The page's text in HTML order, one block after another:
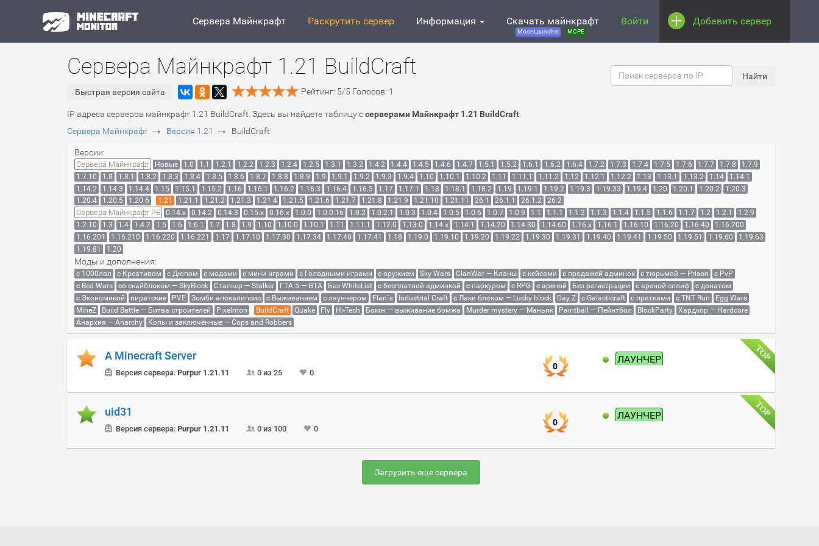
Сервера Майнкрафт Раскрутить сервер Информация Скачать майнкрафт
MoonLauncher MCPE
Войти Добавить сервер
Сервера Майнкрафт 1.21 BuildCraft
Быстрая версия сайта Рейтинг: 5/5 Голосов: 1
IP адреса серверов майнкрафт 1.21 BuildCraft. Здесь вы найдете таблицу ссерверами Майнкрафт 1.21 BuildCraft
Сервера Майнкрафт → Версия 1.21 → BuildCraft
Версии:
Сервера Майнкрафт Новые 1.0 1.1 1.2.1 1.2.2 1.2.3 1.2.4 1.2.5 1.3.1 1.3.2 1.4.2 1.4.4 1.4.5 1.4.6 1.4.7 1.5.1 1.5.2 1.6.1 1.6.2 1.6.4 1.7.2 1.7.3 1.7.4 1.7.5 1.7.6 1.7.7 1.7.8
1.7.9
1.7.10
1.8 1.8.1 1.8.2 1.8.3 1.8.4 1.8.5 1.8.6 1.8.7 1.8.8 1.8.9 1.9 1.9.1 1.9.2 1.9.3 1.9.4 1.10 1.10.1 1.10.2 1.11 1.11.1 1.11.2 1.12 1.12.1 1.12.2 1.13 1.13.1 1.13.2 1.14
1.14.1
1.14.2
1.14.3 1.14.4 1.15 1.15.1 1.15.2 1.16 1.16.1 1.16.2 1.16.3 1.16.4 1.16.5 1.17 1.17.1 1.18 1.18.1 1.18.2 1.19 1.19.1 1.19.2 1.19.3 1.19.33 1.19.4 1.20 1.20.1 1.20.2
1.20.3
1.20.4
1.20.5 1.20.6 1.21 1.21.1 1.21.2 1.21.3 1.21.4 1.21.5 1.21.6 1.21.7 1.21.8 1.21.9 1.21.10 1.21.11 26.1 26.1.1 26.1.2 26.2
Сервера Майнкрафт PE 0.14.x 0.14.2 0.14.3 0.15.x 0.16.x 1.0.0 1.0.0.16 1.0.2 1.0.2.1 1.0.3 1.0.4 1.0.5 1.0.6 1.0.7 1.0.9 1.1 1.1.1 1.1.2 1.1.3 1.1.4 1.1.5 1.1.6 1.1.7 1.2 1.2.1
1.2.9
1.2.10
1.3 1.4 1.4.2 1.5 1.6 1.6.1 1.7 1.8 1.9 1.10 1.10.0 1.10.1 1.11 1.11.1 1.12.0 1.13.0 1.14.x 1.14.1 1.14.20 1.14.30 1.14.60 1.16.x 1.16.1 1.16.10 1.16.20 1.16.40
1.16.200
1.16.201
1.16.210 1.16.220 1.16.221 1.17 1.17.10 1.17.30 1.17.34 1.17.40 1.17.41 1.18 1.19.0 1.19.10 1.19.20 1.19.22 1.19.30 1.19.31 1.19.40 1.19.41 1.19.50 1.19.51 1.19.60
1.19.63
1.19.81
1.20
Моды и дополнения:
с 1000лвл c Креативом с Дюпом с модами с мини играми с Голодными играми с оружием Sky Wars ClanWar — Кланы с кейсами с продажей админок с тюрьмой — Prison
с PvP
с Bed Wars
со скайблоком — SkyBlock Сталкер — Stalker ГТА 5 — GTA Без WhiteList с бесплатной админкой с паркуром с RPG с ареной Без регистрации с ареной сплиф
с донатом
с Экономикой
пиратские PVE Зомби апокалипсис с Выживанием с лаунчером Flan`s Industrial Craft с Лаки блоком — Lucky block Day Z с Galacticraft с прятками с TNT Run
Egg Wars
MineZ
Build Battle — Битва строителей Pixelmon BuildCraft Quake Fly Hi-Tech Бомж — выживание бомжа Murder mystery — Маньяк Paintball — Пейнтбол BlockParty
Хардкор — Hardcore
Анархия — Anarchy
Копы и заключённые — Cops and Robbers
A Minecraft Server
Версия сервера: Purpur 1.21.11 0 из 25 0
0
ЛАУНЧЕР
uid31
Версия сервера: Purpur 1.21.11 0 из 100 0
0
ЛАУНЧЕР
Загрузить еще сервера